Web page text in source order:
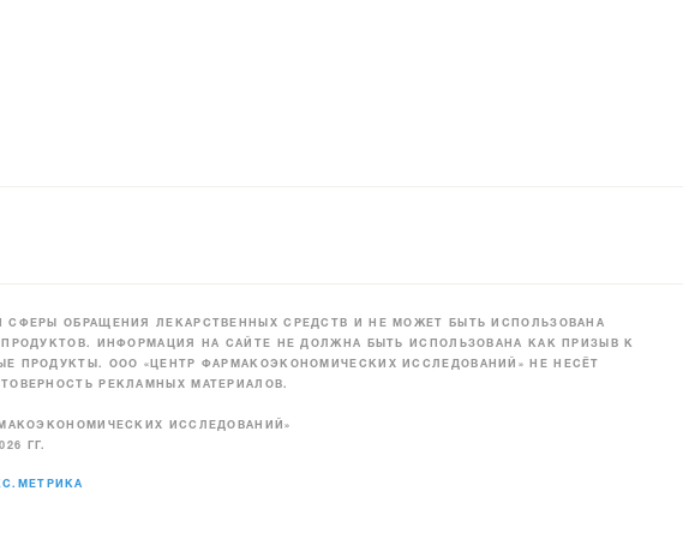
ОБРАЩЕНИЯ ЛЕКАРСТВЕННЫХ СРЕДСТВ И НЕ МОЖЕТ БЫТЬ ИСПОЛЬЗОВАНА
ИНФОРМАЦИЯ НА САЙТЕ НЕ ДОЛЖНА БЫТЬ ИСПОЛЬЗОВАНА КАК ПРИЗЫВ К
ПРОДУКТЫ. ООО «ЦЕНТР ФАРМАКОЭКОНОМИЧЕСКИХ ИССЛЕДОВАНИЙ» НЕ НЕСЁТ
РЕКЛАМНЫХ МАТЕРИАЛОВ.
ИССЛЕДОВАНИЙ»
ГГ.